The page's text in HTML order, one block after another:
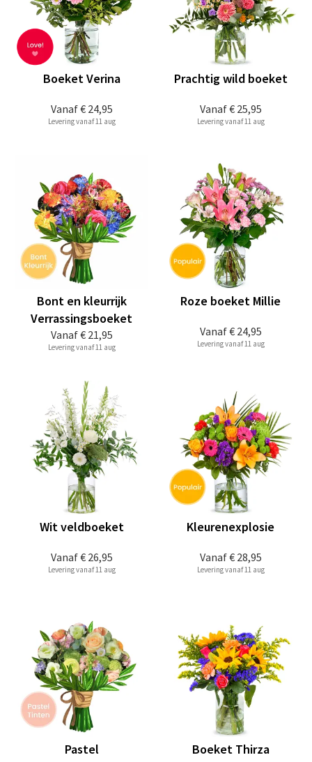
Vanaf€ 24,95
Boeket Verina
Levering vanaf 11 aug
Vanaf€ 25,95
Prachtig wild boeket
Levering vanaf 11 aug
Vanaf€ 21,95
Bont en kleurrijk
Verrassingsboeket
Levering vanaf 11 aug
Vanaf€ 24,95
Roze boeket Millie
Levering vanaf 11 aug
Vanaf€ 26,95
Wit veldboeket
Levering vanaf 11 aug
Vanaf€ 28,95
Kleurenexplosie
Levering vanaf 11 aug
Pastel
Boeket Thirza